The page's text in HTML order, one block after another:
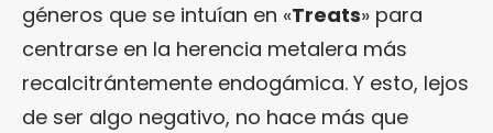
géneros que se intuían en «Treats» para
centrarse en la herencia metalera más
recalcitrántemente endogámica. Y esto, lejos
de ser algo negativo, no hace más que